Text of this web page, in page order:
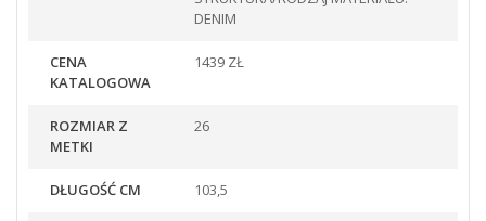
DENIM
CENA
KATALOGOWA
1439 ZŁ
ROZMIAR Z
METKI
26
DŁUGOŚĆ CM 103,5